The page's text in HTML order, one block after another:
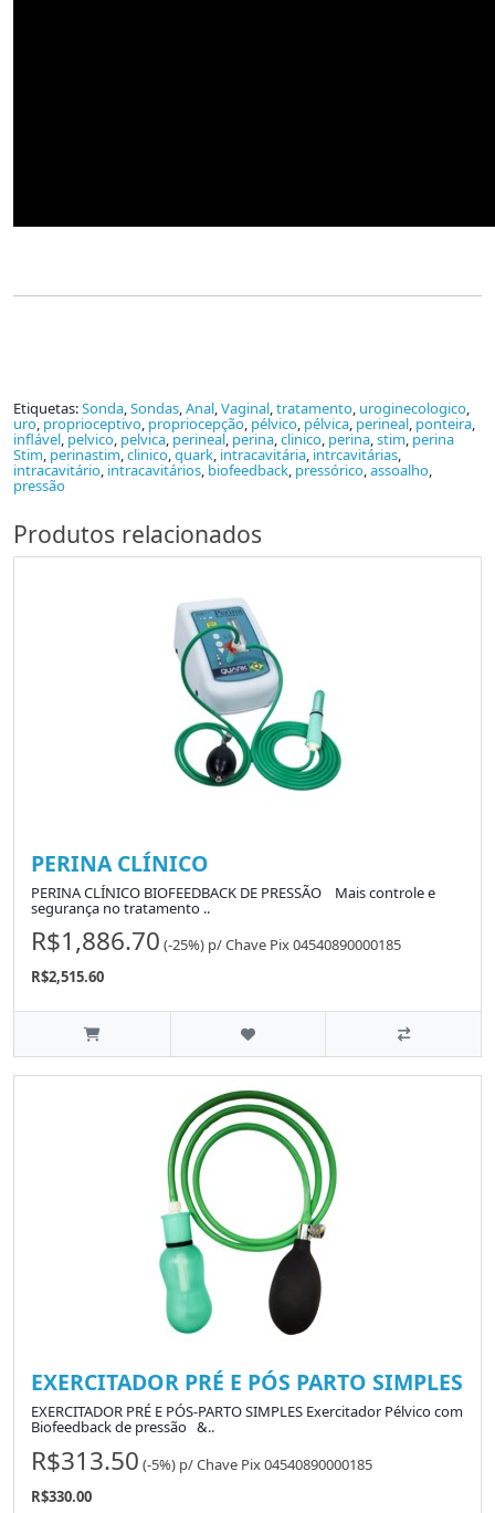
Etiquetas:Sonda,Sondas,Anal,Vaginal,tratamento, uroginecologico,
uro, proprioceptivo, propriocepção, pélvico, pélvica, perineal, ponteira,
inflável,pelvico, pelvica,perineal, perina,clinico, perina,stim, perina
Stim, perinastim,clinico,quark, intracavitária, intrcavitárias,
intracavitário, intracavitários, biofeedback, pressórico,assoalho,
pressão
Produtos relacionados
PERINA CLÍNICO
PERINA CLÍNICO BIOFEEDBACK DE PRESSÃO Mais controle e
segurança no tratamento ..
R$1,886.70 (-25%) p/Chave Pix 04540890000185
R$2,515.60
EXERCITADOR PRÉ E PÓS PARTO SIMPLES
EXERCITADOR PRÉ E PÓS-PARTO SIMPLES Exercitador Pélvico com
Biofeedback de pressão &..
R$313.50 (-5%) p/Chave Pix 04540890000185
R$330.00